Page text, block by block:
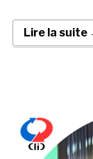
Lire la suite